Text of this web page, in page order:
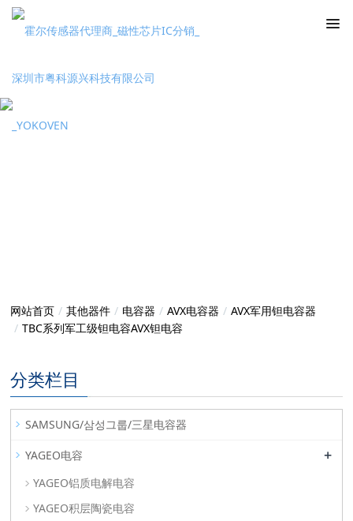
网站首页 其他器件 电容器 AVX电容器
AVX军用钽电容器
TBC系列军工级钽电容AVX钽电容
分类栏目
SAMSUNG/삼성그룹/三星电容器
YAGEO电容 +
YAGEO铝质电解电容
YAGEO积层陶瓷电容